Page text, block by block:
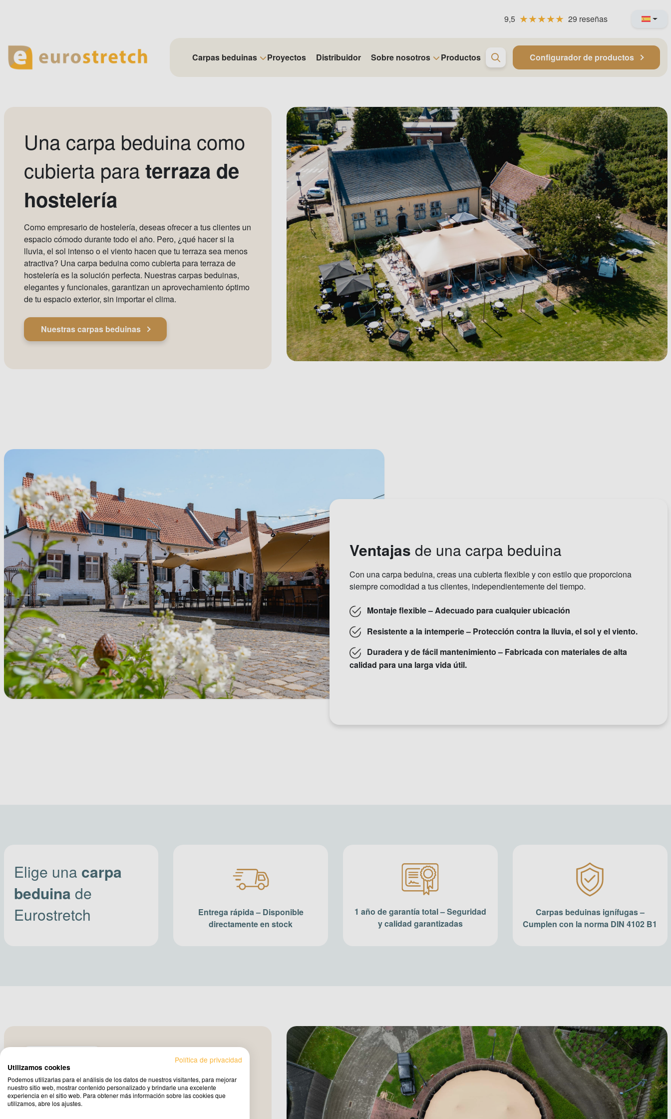
9,5 29 reseñas
Carpas beduinas Proyectos Distribuidor Sobre nosotros Productos Configurador de productos
Una carpa beduina como
cubierta paraterraza de
hostelería
Como empresario de hostelería, deseas ofrecer a tus clientes un
espacio cómodo durante todo el año. Pero, ¿qué hacer si la
lluvia, el sol intenso o el viento hacen que tu terraza sea menos
atractiva? Una carpa beduina como cubierta para terraza de
hostelería es la solución perfecta. Nuestras carpas beduinas,
elegantes y funcionales, garantizan un aprovechamiento óptimo
de tu espacio exterior, sin importar el clima.
Nuestras carpas beduinas
Ventajas de una carpa beduina
Con una carpa beduina, creas una cubierta flexible y con estilo que proporciona
siempre comodidad a tus clientes, independientemente del tiempo.
Montaje flexible – Adecuado para cualquier ubicación
Resistente a la intemperie – Protección contra la lluvia, el sol y el viento.
Duradera y de fácil mantenimiento – Fabricada con materiales de alta
calidad para una larga vida útil.
Elige una carpa
beduina de
Eurostretch
Entrega rápida – Disponible
directamente en stock
1 año de garantía total – Seguridad
y calidad garantizadas
Carpas beduinas ignífugas –
Cumplen con la norma DIN 4102 B1
Carpas beduinasa medidapara
cada terraza
Política de privacidad
Utilizamos cookies
Podemos utilizarlas para el análisis de los datos de nuestros visitantes, para mejorar
nuestro sitio web, mostrar contenido personalizado y brindarle una excelente
experiencia en el sitio web. Para obtener más información sobre las cookies que
utilizamos, abre los ajustes.